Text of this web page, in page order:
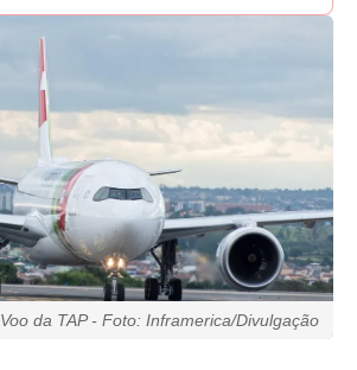
Voo da TAP - Foto: Inframerica/Divulgação